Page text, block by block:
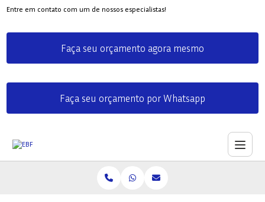
Entre em contato com um de nossos especialistas!
Faça seu orçamento agora mesmo
Faça seu orçamento por Whatsapp